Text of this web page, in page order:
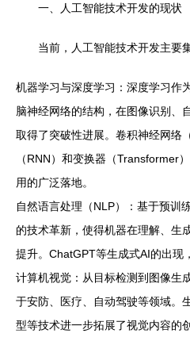
一、人工智能技术开发的现状
当前，人工智能技术开发主要
机器学习与深度学习：深度学习作
脑神经网络的结构，在图像识别、
取得了突破性进展。卷积神经网络
（RNN）和变换器（Transformer
用的广泛落地。
自然语言处理（NLP）：基于预训
的技术革新，使得机器在理解、生
提升。ChatGPT等生成式AI的出现
计算机视觉：从目标检测到图像生
于安防、医疗、自动驾驶等领域。
型等技术进一步拓展了视觉内容的